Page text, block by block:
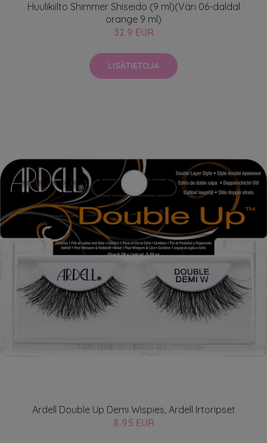
Huulikiilto Shimmer Shiseido (9 ml)(Väri 06-daldal
orange 9 ml)
32.9 EUR
LISÄTIETOJA
Ardell Double Up Demi Wispies, Ardell Irtoripset
8.95 EUR